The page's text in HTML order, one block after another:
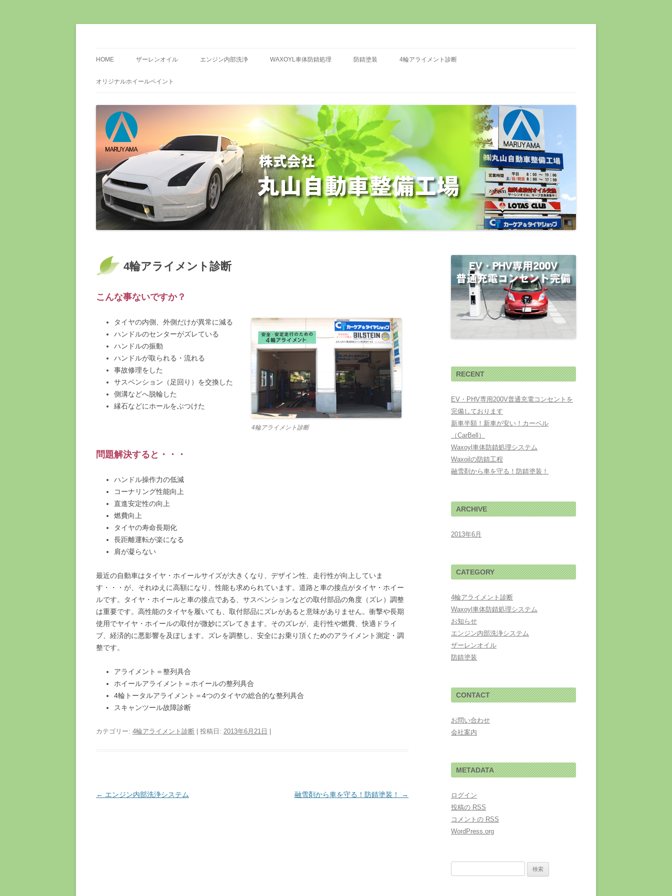
HOME ザーレンオイル エンジン内部洗浄 WAXOYL車体防錆処理 防錆塗装 4輪アライメント診断
オリジナルホイールペイント
4輪アライメント診断
こんな事ないですか？
4輪アライメント診断
タイヤの内側、外側だけが異常に減る
ハンドルのセンターがズレている
ハンドルの振動
ハンドルが取られる・流れる
事故修理をした
サスペンション（足回り）を交換した
側溝などへ脱輪した
縁石などにホールをぶつけた
問題解決すると・・・
ハンドル操作力の低減
コーナリング性能向上
直進安定性の向上
燃費向上
タイヤの寿命長期化
長距離運転が楽になる
肩が凝らない
最近の自動車はタイヤ・ホイールサイズが大きくなり、デザイン性、走行性が向上していま
す・・・が、それゆえに高額になり、性能も求められています。道路と車の接点がタイヤ・ホイー
ルです。タイヤ・ホイールと車の接点である、サスペンションなどの取付部品の角度（ズレ）調整
は重要です。高性能のタイヤを履いても、取付部品にズレがあると意味がありません。衝撃や長期
使用でヤイヤ・ホイールの取付が微妙にズレてきます。そのズレが、走行性や燃費、快適ドライ
ブ、経済的に悪影響を及ぼします。ズレを調整し、安全にお乗り頂くためのアライメント測定・調
整です。
アライメント＝整列具合
ホイールアライメント＝ホイールの整列具合
4輪トータルアライメント＝4つのタイヤの総合的な整列具合
スキャンツール故障診断
カテゴリー: 4輪アライメント診断 | 投稿日: 2013年6月21日
投稿ナビゲーション
← エンジン内部洗浄システム 融雪剤から車を守る！防錆塗装！ →
RECENT
EV・PHV専用200V普通充電コンセントを
完備しております
新車半額！新車が安い！カーベル
（CarBell）
Waxoyl車体防錆処理システム
Waxoilの防錆工程
融雪剤から車を守る！防錆塗装！
ARCHIVE
2013年6月
CATEGORY
4輪アライメント診断
Waxoyl車体防錆処理システム
お知らせ
エンジン内部洗浄システム
ザーレンオイル
防錆塗装
CONTACT
お問い合わせ
会社案内
METADATA
ログイン
投稿の RSS
コメントの RSS
WordPress.org